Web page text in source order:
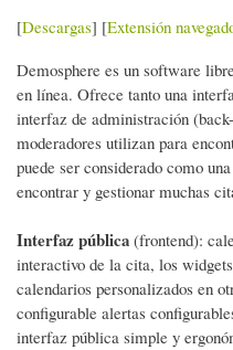
[Descargas] [Extensión
Demosphere es un software
en línea. Ofrece tanto una
interfaz de administración
moderadores utilizan para
puede ser considerado como
encontrar y gestionar muchas
Interfaz pública (frontend):
interactivo de la cita, los
calendarios personalizados en
configurable alertas
interfaz pública simple y